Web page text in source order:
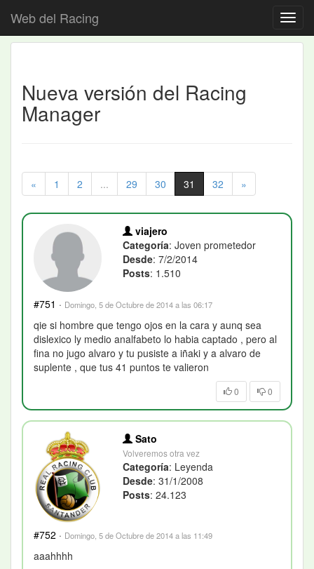
Web del Racing
Nueva versión del Racing
Manager
« 1 2 ... 29 30 31 32 »
viajero
Categoría: Joven prometedor
Desde: 7/2/2014
Posts: 1.510
#751 · Domingo, 5 de Octubre de 2014 a las 06:17
qie si hombre que tengo ojos en la cara y aunq sea
dislexico ly medio analfabeto lo habia captado , pero al
fina no jugo alvaro y tu pusiste a iñaki y a alvaro de
suplente , que tus 41 puntos te valieron
0 0
Sato
Volveremos otra vez
Categoría: Leyenda
Desde: 31/1/2008
Posts: 24.123
#752 · Domingo, 5 de Octubre de 2014 a las 11:49
aaahhhh